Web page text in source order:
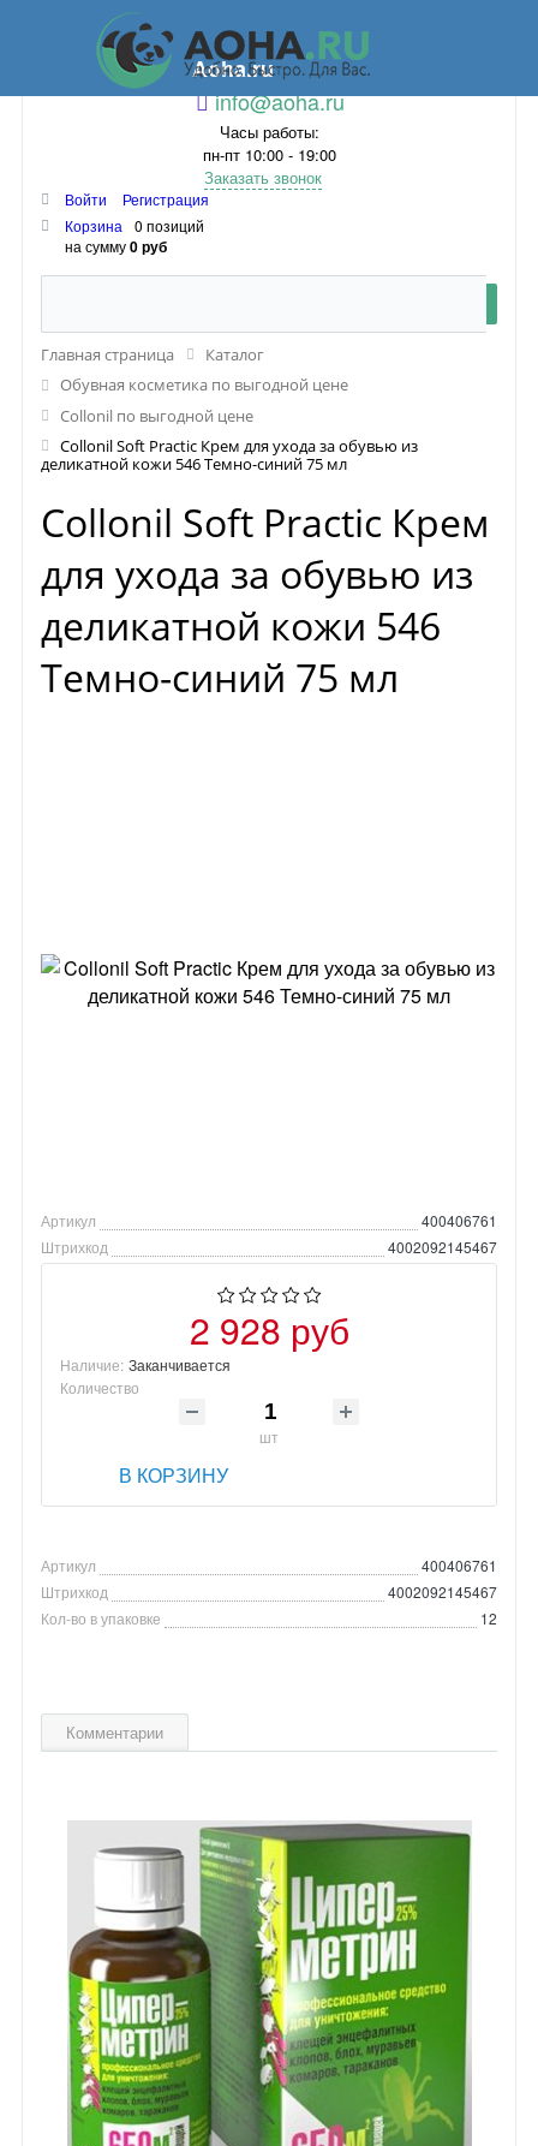
Aoha.ru
info@aoha.ru
Часы работы:
пн-пт 10:00 - 19:00
Заказать звонок
Войти
Регистрация
Корзина
0 позиций
на сумму0 руб
Главная страница
Каталог
Обувная косметика по выгодной цене
Collonil по выгодной цене
Collonil Soft Practic Крем для ухода за обувью из
деликатной кожи 546 Темно-синий 75 мл
Collonil Soft Practic Крем
для ухода за обувью из
деликатной кожи 546
Темно-синий 75 мл
Артикул
400406761
Штрихкод
4002092145467
2 928 руб
Наличие: Заканчивается
Количество
шт
В КОРЗИНУ
Артикул
400406761
Штрихкод
4002092145467
Кол-во в упаковке
12
Комментарии